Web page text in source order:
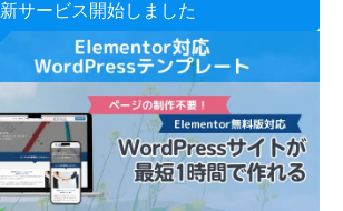
新サービス開始しました